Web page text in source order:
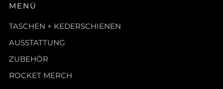
MENÜ
TASCHEN + KEDERSCHIENEN
AUSSTATTUNG
ZUBEHÖR
ROCKET MERCH